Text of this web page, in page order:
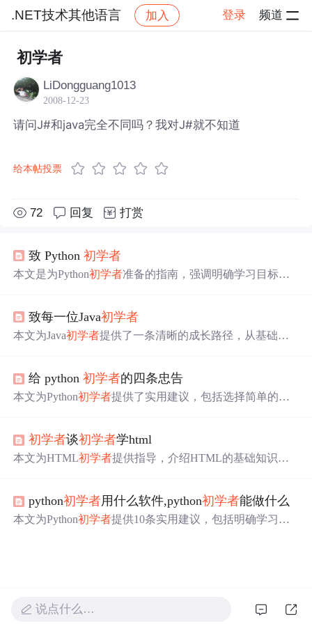
.NET技术其他语言 加入 登录 频道
社区 .NET技术其他语言
初学者
LiDongguang1013
2008-12-23
请问J#和java完全不同吗？我对J#就不知道
给本帖投票
72 回复 打赏
致 Python初学者
本文是为Python初学者准备的指南，强调明确学习目标，
thon安装、开发工具选择，推荐使用IDLE进行学习，并讨
论了代码运行、调试和模块管理，特别是pip的使用方法。
致每一位Java初学者
本文为Java初学者提供了一条清晰的成长路径，从基础语
给 python初学者的四条忠告
本文为Python初学者提供了实用建议，包括选择简单的编
n核心的重要性。
初学者谈初学者学html
本文为HTML初学者提供指导，介绍HTML的基础知识，
python初学者用什么软件,python初学者能做什么
本文为Python初学者提供10条实用建议，包括明确学习目
说点什么…